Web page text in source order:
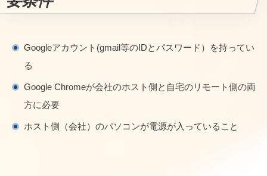
Googleアカウント(gmail等のIDとパスワード）を持ってい
る
Google Chromeが会社のホスト側と自宅のリモート側の両
方に必要
ホスト側（会社）のパソコンが電源が入っていること